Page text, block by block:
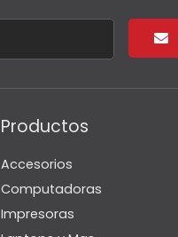
Productos
Accesorios
Computadoras
Impresoras